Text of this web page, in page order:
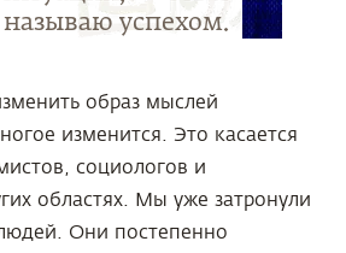
называю успехом.
образ мыслей
изменится. Это касается
социологов и
областях. Мы уже затронули
Они постепенно